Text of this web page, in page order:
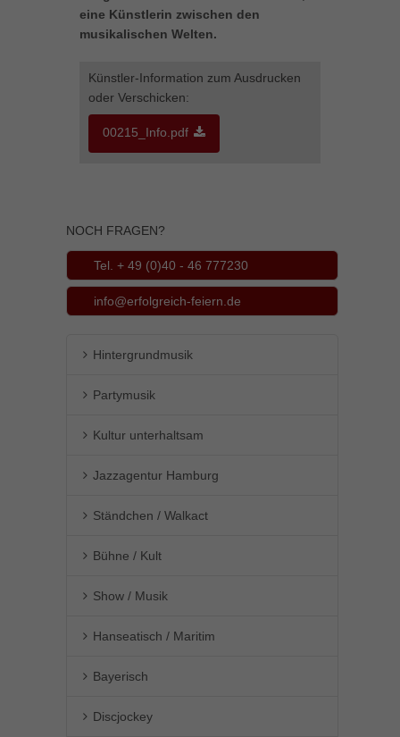
eine Künstlerin zwischen den
musikalischen Welten.
Künstler-Information zum Ausdrucken
oder Verschicken:
00215_Info.pdf
NOCH FRAGEN?
Tel. + 49 (0)40 - 46 777230
info@erfolgreich-feiern.de
Hintergrundmusik
Partymusik
Kultur unterhaltsam
Jazzagentur Hamburg
Ständchen / Walkact
Bühne / Kult
Show / Musik
Hanseatisch / Maritim
Bayerisch
Discjockey